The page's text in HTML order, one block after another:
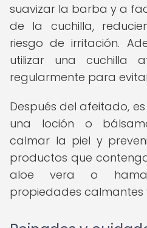
suavizar la barba y a
de la cuchilla,
riesgo de irritación.
utilizar una cuchilla
regularmente para
Después del afeitado,
una loción o
calmar la piel y
productos que
aloe vera o
propiedades calmantes